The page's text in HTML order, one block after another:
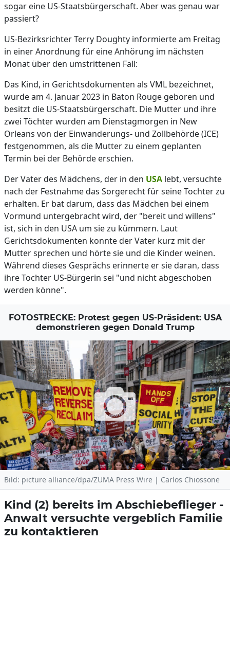
sogar eine US-Staatsbürgerschaft. Aber was genau war
passiert?
US-Bezirksrichter Terry Doughty informierte am Freitag
in einer Anordnung für eine Anhörung im nächsten
Monat über den umstrittenen Fall:
Das Kind, in Gerichtsdokumenten als VML bezeichnet,
wurde am 4. Januar 2023 in Baton Rouge geboren und
besitzt die US-Staatsbürgerschaft. Die Mutter und ihre
zwei Töchter wurden am Dienstagmorgen in New
Orleans von der Einwanderungs- und Zollbehörde (ICE)
festgenommen, als die Mutter zu einem geplanten
Termin bei der Behörde erschien.
Der Vater des Mädchens, der in den USA lebt, versuchte
nach der Festnahme das Sorgerecht für seine Tochter zu
erhalten. Er bat darum, dass das Mädchen bei einem
Vormund untergebracht wird, der "bereit und willens"
ist, sich in den USA um sie zu kümmern. Laut
Gerichtsdokumenten konnte der Vater kurz mit der
Mutter sprechen und hörte sie und die Kinder weinen.
Während dieses Gesprächs erinnerte er sie daran, dass
ihre Tochter US-Bürgerin sei "und nicht abgeschoben
werden könne".
FOTOSTRECKE: Protest gegen US-Präsident: USA
demonstrieren gegen Donald Trump
Bild: picture alliance/dpa/ZUMA Press Wire | Carlos Chiossone
Kind (2) bereits im Abschiebeflieger -
Anwalt versuchte vergeblich Familie
zu kontaktieren